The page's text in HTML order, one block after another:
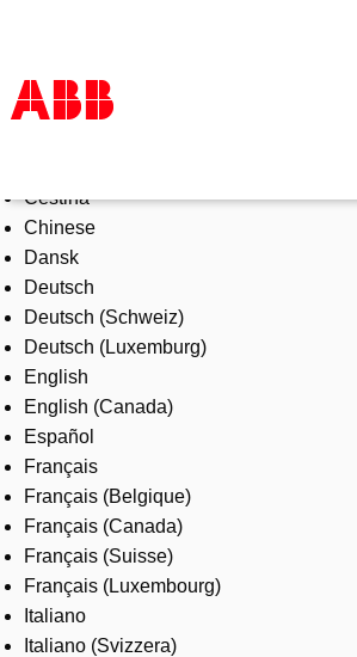
Products & Solutions
Industries
Services
About us
Where to buy
Contact us
Careers
Čeština
Chinese
Dansk
Deutsch
Deutsch (Schweiz)
Deutsch (Luxemburg)
English
English (Canada)
Español
Français
Français (Belgique)
Français (Canada)
Français (Suisse)
Français (Luxembourg)
Italiano
Italiano (Svizzera)